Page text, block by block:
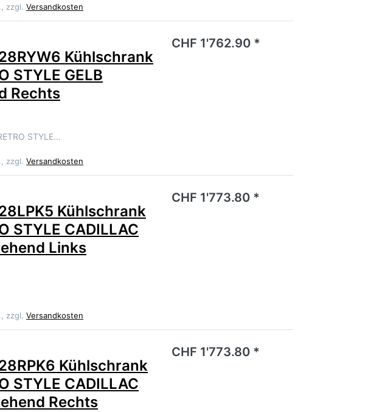
zzgl. Versandkosten
Produkt liegen noch keine Bewertungen vor.
Kühlschrank
STYLE GELB
Rechts
STYLE…
zzgl. Versandkosten
CHF 1'762.90 *
Produkt liegen noch keine Bewertungen vor.
Kühlschrank
STYLE CADILLAC
Links
zzgl. Versandkosten
CHF 1'773.80 *
Produkt liegen noch keine Bewertungen vor.
Kühlschrank
STYLE CADILLAC
Rechts
CHF 1'773.80 *